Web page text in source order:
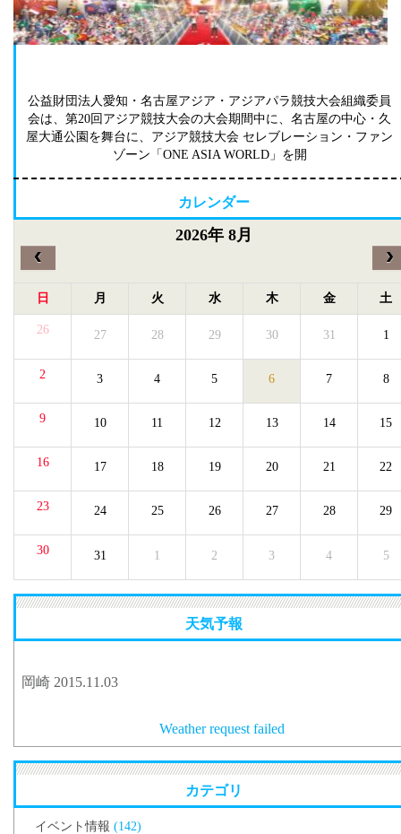
公益財団法人愛知・名古屋アジア・アジアパラ競技大会組織委員
会は、第20回アジア競技大会の大会期間中に、名古屋の中心・久
屋大通公園を舞台に、アジア競技大会 セレブレーション・ファン
ゾーン「ONE ASIA WORLD」を開
カレンダー
2026年 8月
‹ ›
日 月 火 水 木 金 土
26 27 28 29 30 31 1
2 3 4 5 6 7 8
9 10 11 12 13 14 15
16 17 18 19 20 21 22
23 24 25 26 27 28 29
30 31 1 2 3 4 5
天気予報
岡崎 2015.11.03
Weather request failed
カテゴリ
イベント情報 (142)